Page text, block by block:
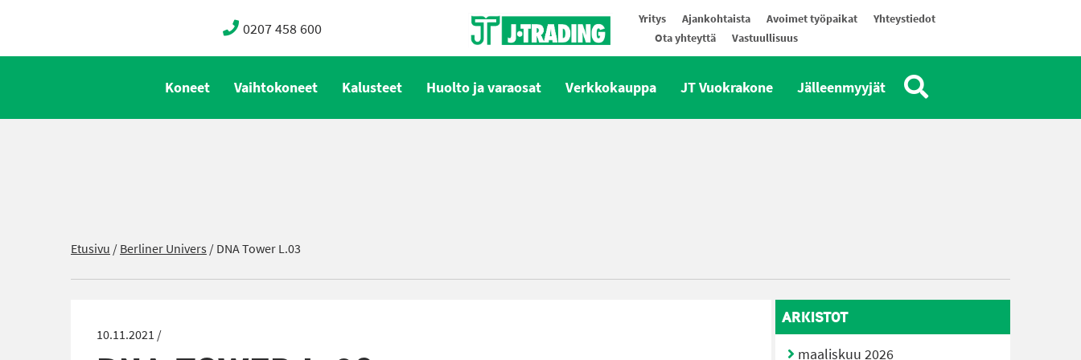
0207 458 600 Yritys Ajankohtaista Avoimet työpaikat
Yhteystiedot
Ota yhteyttä
Vastuullisuus
Koneet Vaihtokoneet Kalusteet Huolto ja varaosat Verkkokauppa JT Vuokrakone Jälleenmyyjät
Etusivu /Berliner Univers /DNA Tower L.03
10.11.2021 /
ARKISTOT
maaliskuu 2026